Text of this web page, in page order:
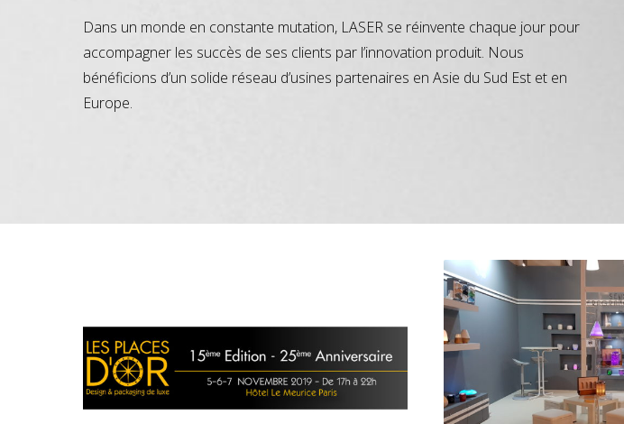
Dans un monde en constante mutation, LASER se réinvente chaque jour pour
accompagner les succès de ses clients par l’innovation produit. Nous
bénéficions d’un solide réseau d’usines partenaires en Asie du Sud Est et en
Europe.